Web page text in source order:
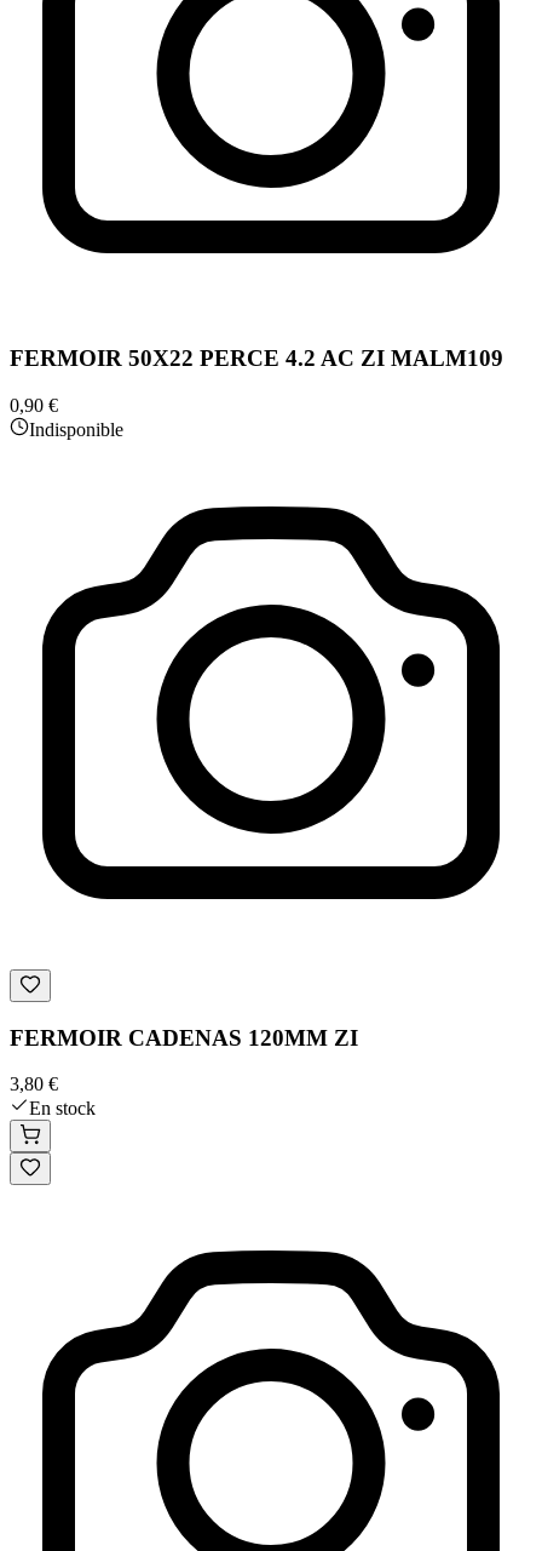
FERMOIR 50X22 PERCE 4.2 AC ZI MALM109
0,90 €
Indisponible
FERMOIR CADENAS 120MM ZI
3,80 €
En stock